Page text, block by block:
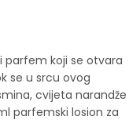
parfem koji se otvara
se u srcu ovog
cvijeta narandže